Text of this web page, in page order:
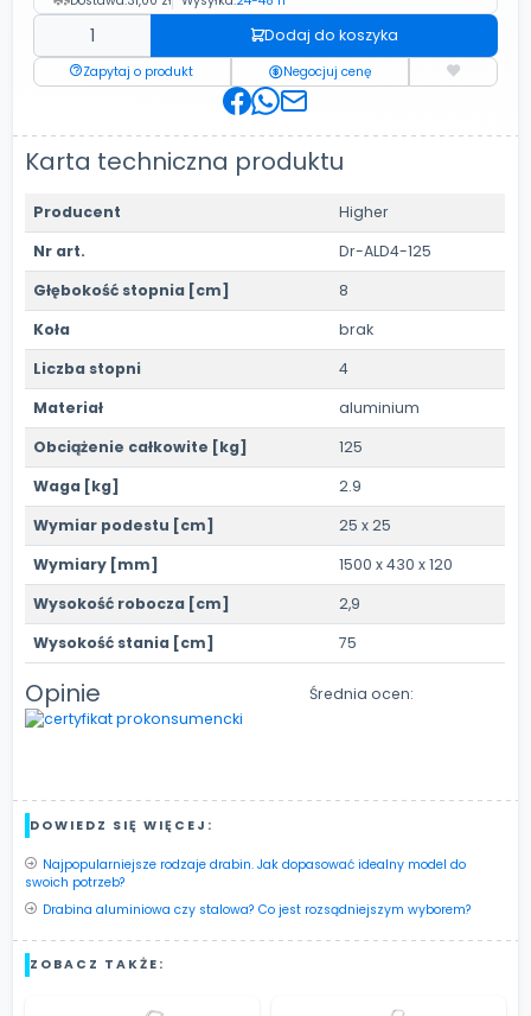
Dodaj do koszyka
Zapytaj o produkt Negocjuj cenę
Karta techniczna produktu
Producent
Higher
Nr art.
Dr-ALD4-125
Głębokość stopnia [cm]
8
Koła
brak
Liczba stopni
4
Materiał
aluminium
Obciążenie całkowite [kg]
125
Waga [kg]
2.9
Wymiar podestu [cm]
25 x 25
Wymiary [mm]
1500 x 430 x 120
Wysokość robocza [cm]
2,9
Wysokość stania [cm]
75
Opinie Średnia ocen:
DOWIEDZ SIĘ WIĘCEJ:
Najpopularniejsze rodzaje drabin. Jak dopasować idealny model do
swoich potrzeb?
Drabina aluminiowa czy stalowa? Co jest rozsądniejszym wyborem?
ZOBACZ TAKŻE: